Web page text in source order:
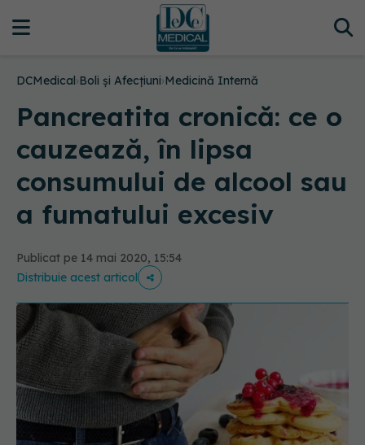
DCMedical›Boli și Afecțiuni›Medicină Internă
Pancreatita cronică: ce o
cauzează, în lipsa
consumului de alcool sau
a fumatului excesiv
Publicat pe 14 mai 2020, 15:54
Distribuie acest articol